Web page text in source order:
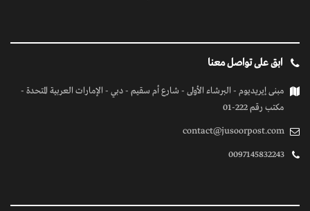
ابق على تواصل معنا
مبنى إيريديوم - البرشاء الأولى - شارع أم سقيم - دبي - الإمارات العربية المتحدة -
مكتب رقم 222-01
contact@jusoorpost.com
0097145832243